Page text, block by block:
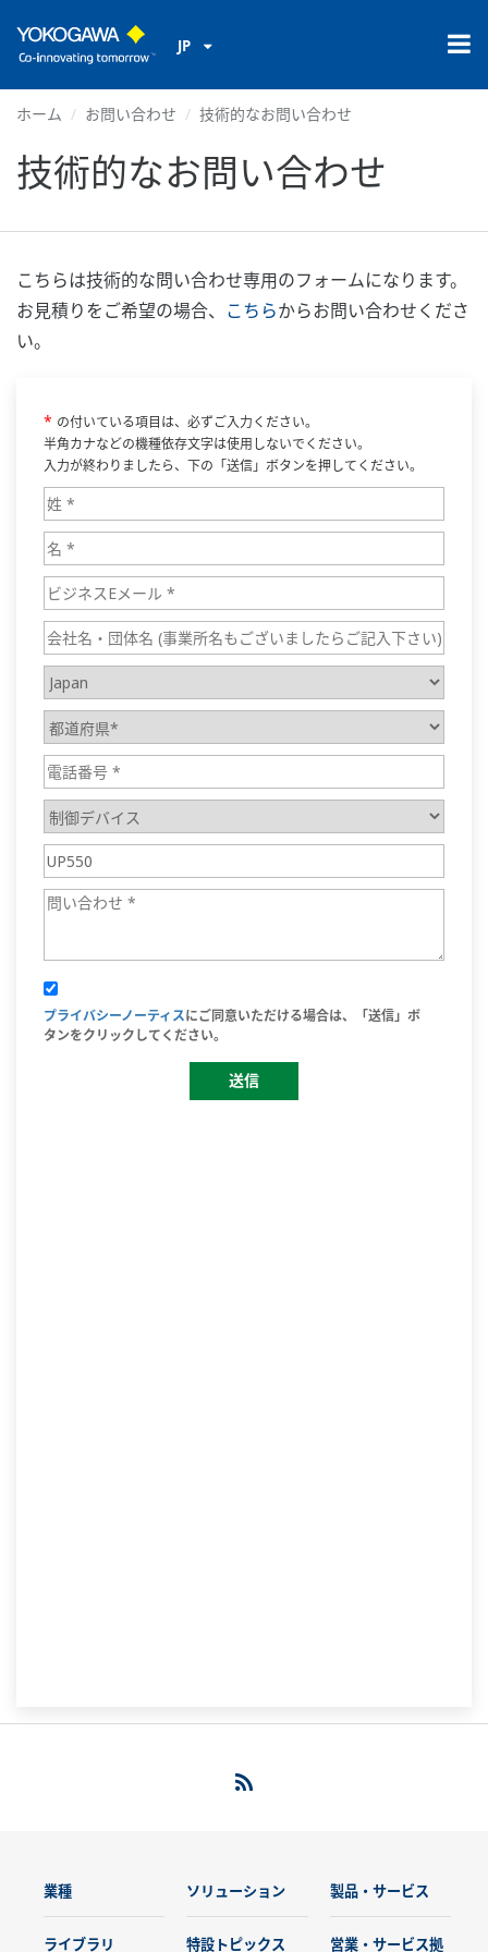
JP
ホーム お問い合わせ 技術的なお問い合わせ
技術的なお問い合わせ
こちらは技術的な問い合わせ専用のフォームになります。
お見積りをご希望の場合、 こちらからお問い合わせくださ
い。
業種 ソリューション 製品・サービス
ライブラリ 特設トピックス 営業・サービス拠